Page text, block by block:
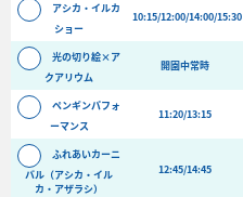
アシカ・イルカ
ショー
10:15/12:00/14:00/15:30
光の切り絵×ア
クアリウム
開園中常時
ペンギンパフォ
ーマンス
11:20/13:15
ふれあいカーニ
バル（アシカ・イル
カ・アザラシ）
12:45/14:45